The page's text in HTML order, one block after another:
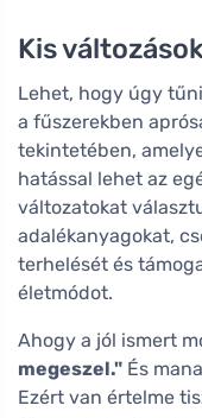
Kis
Lehet, hogy úgy
a fűszerekben
tekintetében,
hatással lehet az
változatokat
adalékanyagokat,
terhelését és
életmódot.
Ahogy a jól ismert
megeszel." És
Ezért van értelme